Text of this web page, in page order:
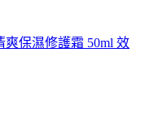
爽保濕修護霜 50ml 效